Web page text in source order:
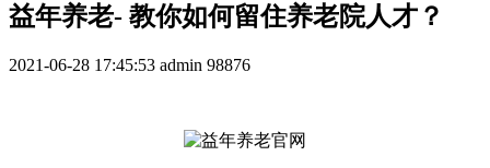
益年养老- 教你如何留住养老院人才？
2021-06-28 17:45:53 admin 98876